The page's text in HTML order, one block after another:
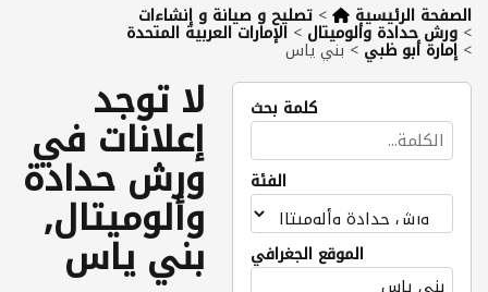
الصفحة الرئيسية > تصليح و صيانة و إنشاءات
> ورش حدادة وألوميتال > الإمارات العربية المتحدة
> إمارة أبو ظبي>بني ياس
كلمة بحث
الفئة
الموقع الجغرافي
لا توجد
إعلانات في
ورش حدادة
وألوميتال,
بني ياس